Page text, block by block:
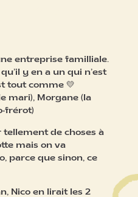
entreprise familliale.
y en a un qui n’est
tout comme 💛
mari), Morgane (la
frérot)
de choses à
mais on va
parce que sinon, ce
Nico en lirait les 2